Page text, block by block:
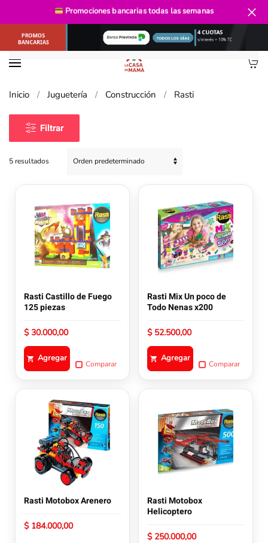
Ir al contenido principal
Inicio Juguetería Construcción Rasti
Filtrar
5 resultados
Rasti Castillo de Fuego
125 piezas
$30.000,00
Agregar
Comparar
Rasti Mix Un poco de
Todo Nenas x200
$52.500,00
Agregar
Comparar
Rasti Motobox Arenero
$184.000,00
Rasti Motobox
Helicoptero
$250.000,00
Promociones bancariastodas las semanas